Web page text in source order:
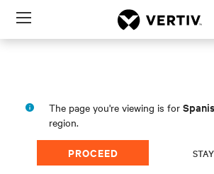
Menu
The page you're viewing is for
region.
PROCEED